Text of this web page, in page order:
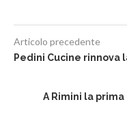
Articolo precedente
Pedini Cucine rinnova
A Rimini la